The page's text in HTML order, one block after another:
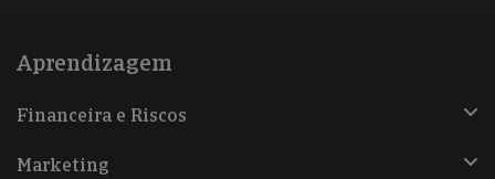
Aprendizagem
Financeira e Riscos
Marketing